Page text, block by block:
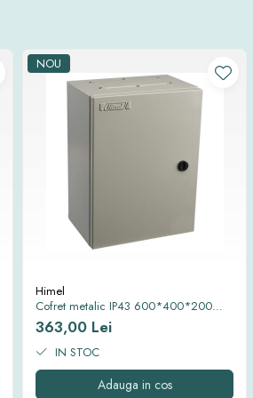
NOU
Himel
Cofret metalic IP43 600*400*200
mm
363,00 Lei
IN STOC
Adauga in cos